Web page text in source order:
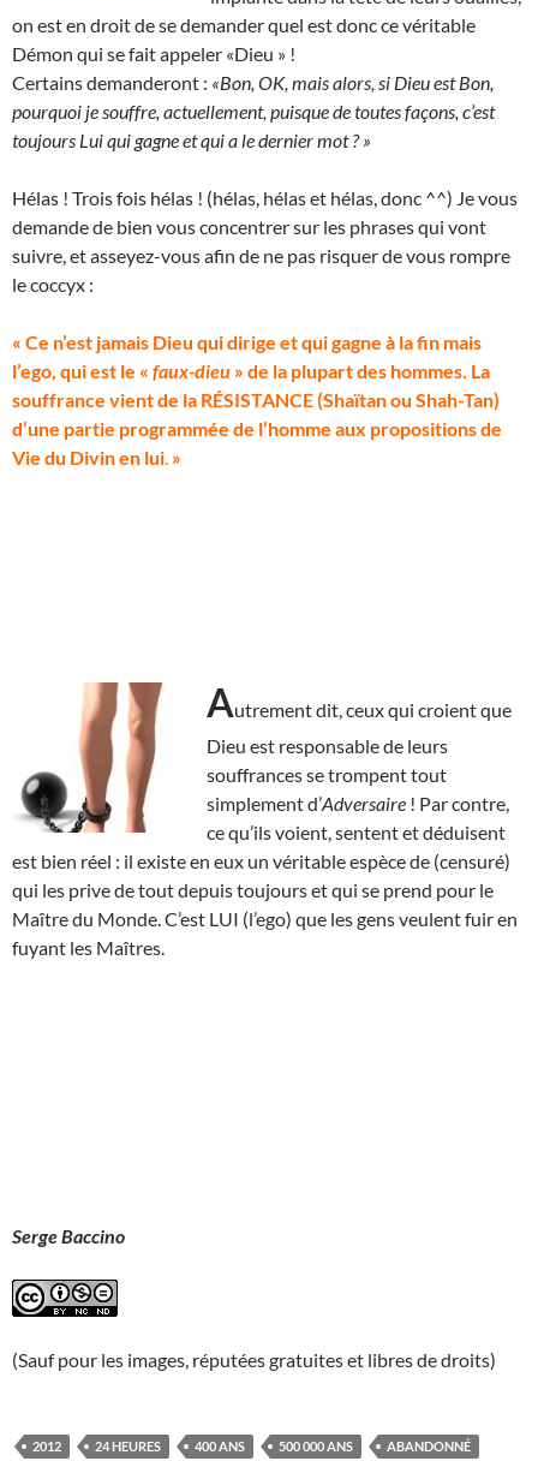
on est en droit de se demander quel est donc ce véritable
Démon qui se fait appeler «Dieu » !
Certains demanderont : «Bon, OK, mais alors, si Dieu est Bon,
pourquoi je souffre, actuellement, puisque de toutes façons, c’est
toujours Lui qui gagne et qui a le dernier mot ? »
Hélas ! Trois fois hélas ! (hélas, hélas et hélas, donc ^^) Je vous
demande de bien vous concentrer sur les phrases qui vont
suivre, et asseyez-vous afin de ne pas risquer de vous rompre
le coccyx :
« Ce n’est jamais Dieu qui dirige et qui gagne à la fin mais
l’ego, qui est le « faux-dieu » de la plupart des hommes. La
souffrance vient de la RÉSISTANCE (Shaïtan ou Shah-Tan)
d’une partie programmée de l’homme aux propositions de
Vie du Divin en lui »
Autrement dit, ceux qui croient que
Dieu est responsable de leurs
souffrances se trompent tout
simplement d’Adversaire ! Par contre,
ce qu’ils voient, sentent et déduisent
est bien réel : il existe en eux un véritable espèce de (censuré)
qui les prive de tout depuis toujours et qui se prend pour le
Maître du Monde. C’est LUI (l’ego) que les gens veulent fuir en
fuyant les Maîtres.
Serge Baccino
(Sauf pour les images, réputées gratuites et libres de droits)
2012 24 HEURES 400 ANS 500 000 ANS ABANDONNÉ